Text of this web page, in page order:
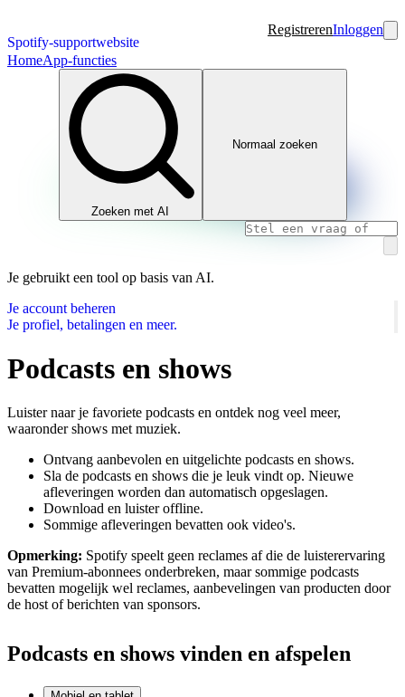
Spotify-supportwebsite
RegistrerenInloggen
HomeApp-functies
Zoeken met AI
Normaal zoeken
Je gebruikt een tool op basis van AI.
Je account beheren
Je profiel, betalingen en meer.
Podcasts en shows
Luister naar je favoriete podcasts en ontdek nog veel meer,
waaronder shows met muziek.
Ontvang aanbevolen en uitgelichte podcasts en shows.
Sla de podcasts en shows die je leuk vindt op. Nieuwe
afleveringen worden dan automatisch opgeslagen.
Download en luister offline.
Sommige afleveringen bevatten ook video's.
Opmerking: Spotify speelt geen reclames af die de luisterervaring
van Premium-abonnees onderbreken, maar sommige podcasts
bevatten mogelijk wel reclames, aanbevelingen van producten door
de host of berichten van sponsors.
Podcasts en shows vinden en afspelen